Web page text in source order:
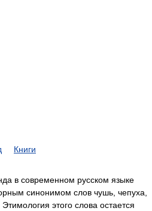
Книги
в современном русском языке
синонимом слов чушь, чепуха,
этого слова остается